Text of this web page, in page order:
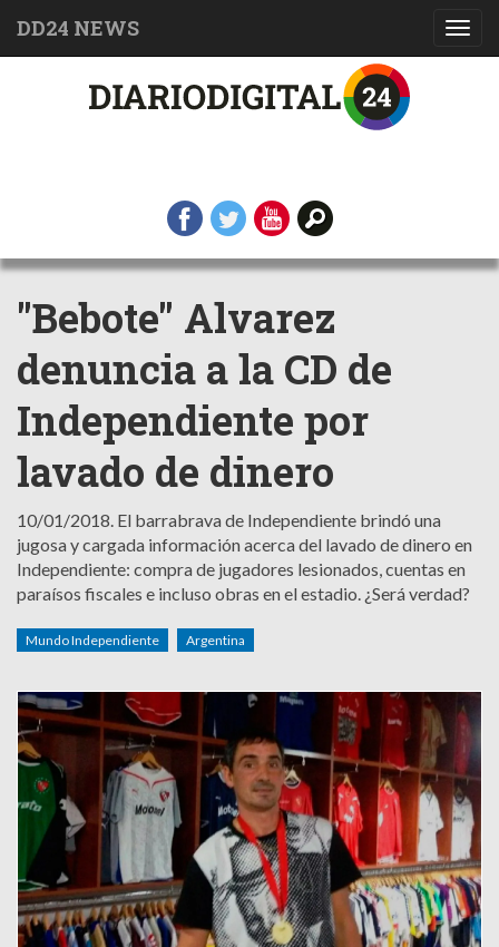
DD24 NEWS
"Bebote" Alvarez
denuncia a la CD de
Independiente por
lavado de dinero
10/01/2018. El barrabrava de Independiente brindó una
jugosa y cargada información acerca del lavado de dinero en
Independiente: compra de jugadores lesionados, cuentas en
paraísos fiscales e incluso obras en el estadio. ¿Será verdad?
Mundo Independiente Argentina